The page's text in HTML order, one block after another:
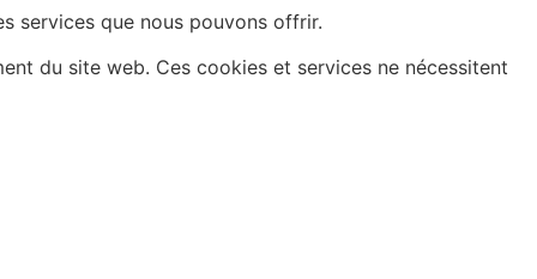
services que nous pouvons offrir.
du site web. Ces cookies et services ne nécessitent